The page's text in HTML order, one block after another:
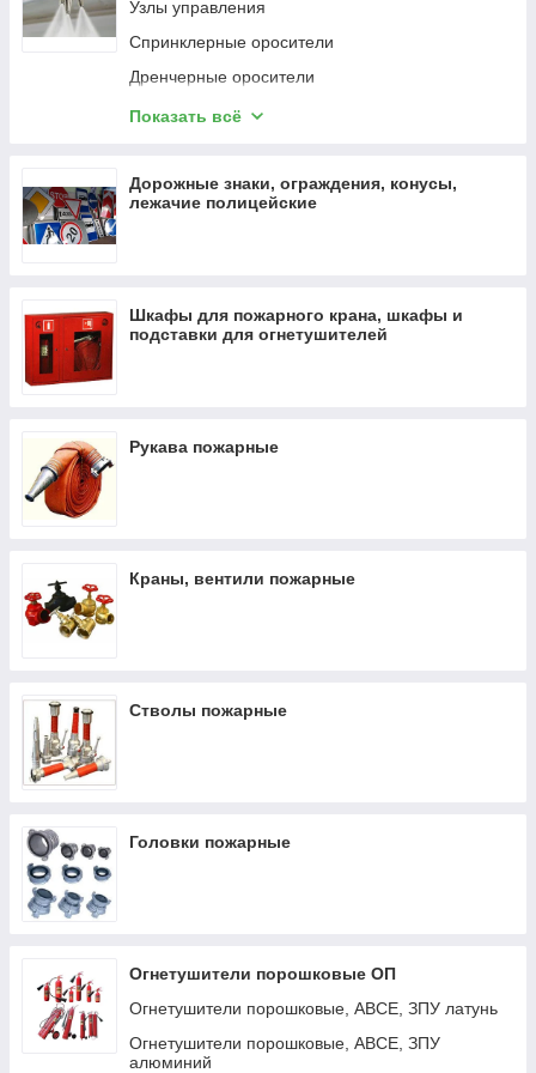
Электронная книга
Игровое кресло
Картридж EPSON
Кабель HDMI
Научный калькулятор
Коммерческий ТВ
Узлы управления
Спринклерные оросители
Дренчерные оросители
Порошковое пожаротушение
Пожарная автоматика
Клапан обратный однодисковый "Баге"
Показать всё
Дорожные знаки, ограждения, конусы,
лежачие полицейские
Шкафы для пожарного крана, шкафы и
подставки для огнетушителей
Рукава пожарные
Краны, вентили пожарные
Стволы пожарные
Головки пожарные
Огнетушители порошковые ОП
Огнетушители порошковые, АВСЕ, ЗПУ латунь
Огнетушители порошковые, АВСЕ, ЗПУ
алюминий